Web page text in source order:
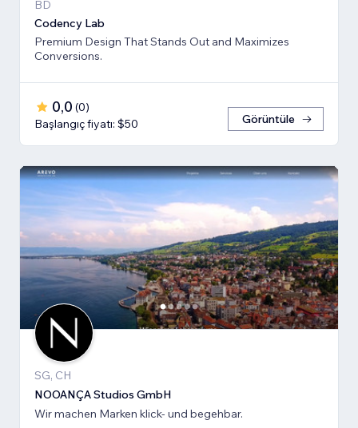
BD
Codency Lab
Premium Design That Stands Out and Maximizes
Conversions.
0,0 (0)
Başlangıç fiyatı: $50
Görüntüle
SG, CH
NOOANÇA Studios GmbH
Wir machen Marken klick- und begehbar.